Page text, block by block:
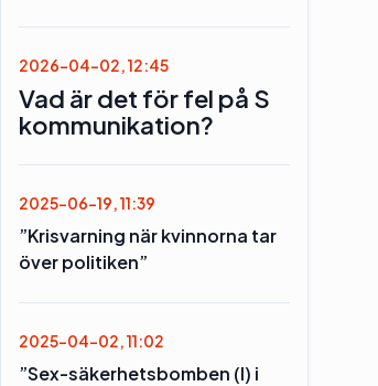
2026-04-02, 12:45
Vad är det för fel på S
kommunikation?
2025-06-19, 11:39
”Krisvarning när kvinnorna tar
över politiken”
2025-04-02, 11:02
”Sex-säkerhetsbomben (l) i